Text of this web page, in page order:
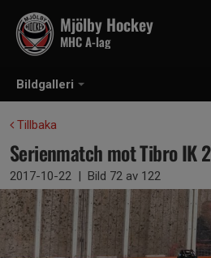
Bildgalleri
Mjölby Hockey
MHC A-lag
Tillbaka
Serienmatch mot Tibro IK
2017-10-22 | Bild 72 av 122